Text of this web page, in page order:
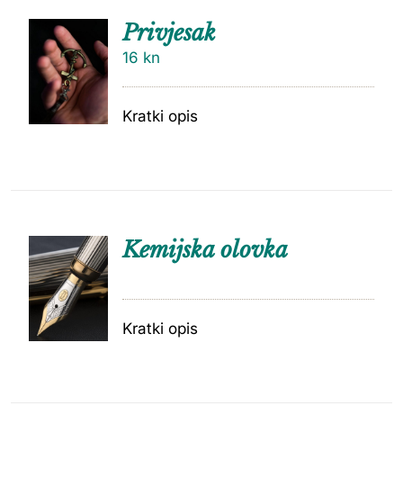
DODAJ
U
KOŠARI
CU
Privjesak
16 kn
Kratki opis
Kemijska olovka
Kratki opis